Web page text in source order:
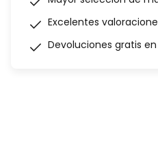
Excelentes
Devoluciones gratis